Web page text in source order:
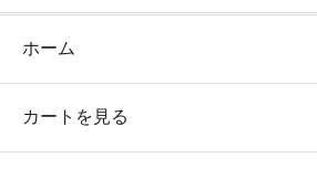
ホーム
カートを見る